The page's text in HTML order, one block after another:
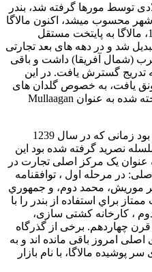
که مالاکا در سال 711 میلادی توسط مورها گرفته شد، بندر
محسوب میشد، اکنون مالاگا
نامگذاری شده است. در سال 1026، مالاگا به پایتخت مستقل
شد و در دهه های بعد تجارتی
(شمال آفریقا) داشت و باقی
به تدریج گسترش یافت. در این
یافت، به خصوص گلدان های
تزئینی سرخ و زرق و برق دار شناخته شده به عنوان Mullaagan
وضعیت بین المللی شهر بهتر شده بود زمانی که در سال 1239
نصرید گرفته شده بود این
عنوان یک مرکز اصلی تجارت در
در مرحله اول ، توافقنامه
بین حاكم شهر موریش، محمد دوم، و جمهوري
براي استفاده از بندر را با
، کارخانه کشتی سازی،
قرن چهاردهم. برخی از گذرگاه
اصلی امروز باقی مانده اند و به
پوشیده مالاگا، با نام بازار